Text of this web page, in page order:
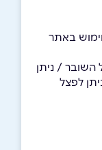
באתר
השובר / ניתן
לפצל